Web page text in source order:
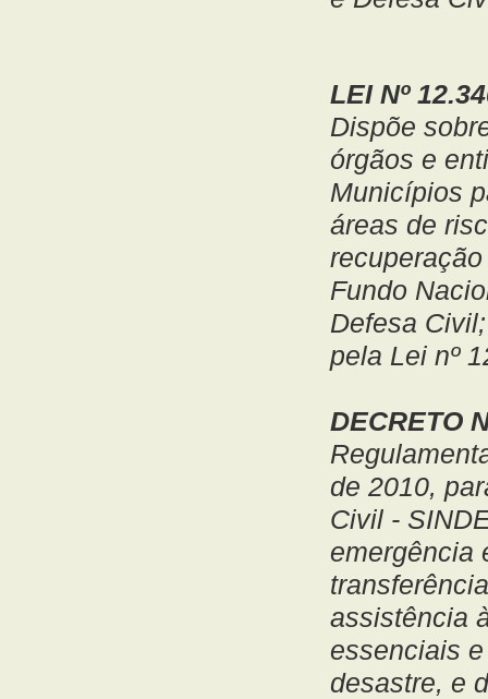
LEI Nº
Dispõe
órgãos e
Municípios
áreas de
Fundo
Defesa
pela Lei nº
DECRETO
de 2010,
Civil -
emergência
assistência
essenciais
desastre, e